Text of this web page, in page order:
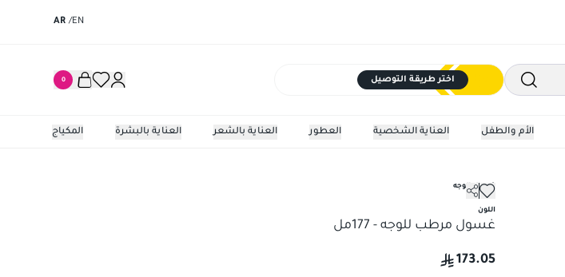
EN
/
AR
اختر طريقة التوصيل 0
المكياج العناية بالبشرة العناية بالشعر العطور العناية الشخصية الأم والطفل
غسول الوجه
اللون
غسول مرطب للوجه - 177مل
173.05